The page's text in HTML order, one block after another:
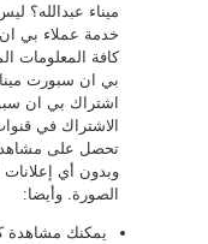
ميناء عبدالله؟
خدمة عملاء بي
كافة المعلومات
بي ان سبورت
اشتراك بي ان
الاشتراك في
تحصل على
وبدون أي
الصورة. وأيضا:
يمكنك مشاهدة